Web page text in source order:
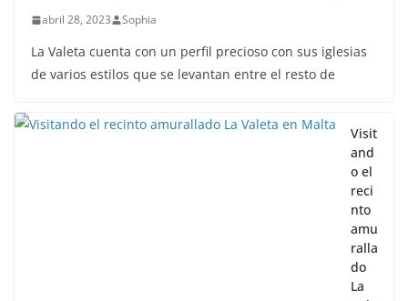
abril 28, 2023 Sophia
La Valeta cuenta con un perfil precioso con sus iglesias
de varios estilos que se levantan entre el resto de
Visit
and
o el
reci
nto
amu
ralla
do
La